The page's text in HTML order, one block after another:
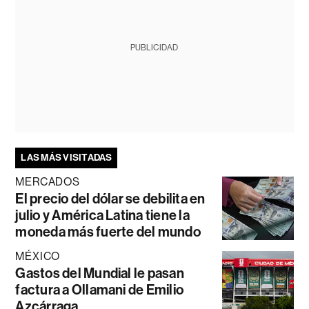
PUBLICIDAD
LAS MÁS VISITADAS
MERCADOS
El precio del dólar se debilita en
julio y América Latina tiene la
moneda más fuerte del mundo
MÉXICO
Gastos del Mundial le pasan
factura a Ollamani de Emilio